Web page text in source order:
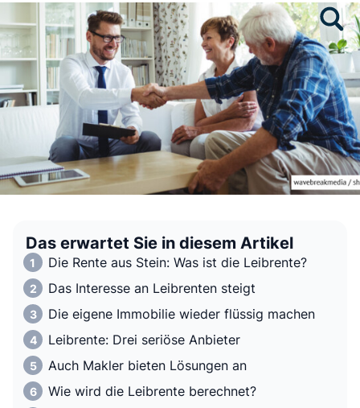
Das erwartet Sie in diesem Artikel
Die Rente aus Stein: Was ist die Leibrente?
Das Interesse an Leibrenten steigt
Die eigene Immobilie wieder flüssig machen
Leibrente: Drei seriöse Anbieter
Auch Makler bieten Lösungen an
Wie wird die Leibrente berechnet?